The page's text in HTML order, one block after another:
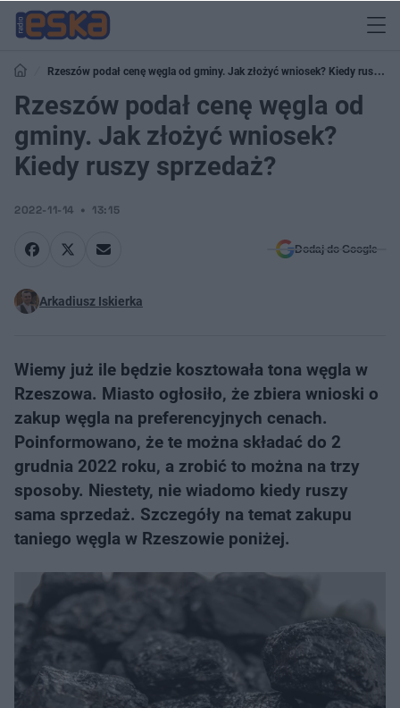
Rzeszów podał cenę węgla od gminy. Jak złożyć wniosek? Kiedy ruszy
sprzedaż?
Rzeszów podał cenę węgla od
gminy. Jak złożyć wniosek?
Kiedy ruszy sprzedaż?
2022-11-14 13:15
Dodaj do Google
Arkadiusz Iskierka
Wiemy już ile będzie kosztowała tona węgla w
Rzeszowa. Miasto ogłosiło, że zbiera wnioski o
zakup węgla na preferencyjnych cenach.
Poinformowano, że te można składać do 2
grudnia 2022 roku, a zrobić to można na trzy
sposoby. Niestety, nie wiadomo kiedy ruszy
sama sprzedaż. Szczegóły na temat zakupu
taniego węgla w Rzeszowie poniżej.